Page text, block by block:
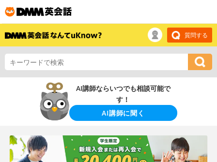
質問する
AI講師ならいつでも相談可能で
す！
AI講師に聞く